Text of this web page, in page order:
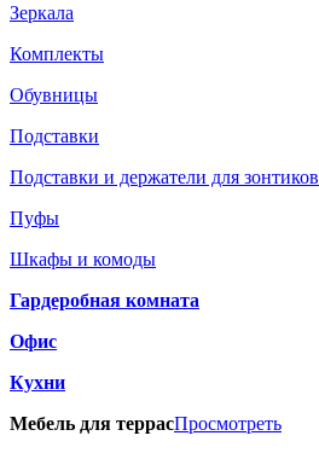
Зеркала
Комплекты
Обувницы
Подставки
Подставки и держатели для зонтиков
Пуфы
Шкафы и комоды
Гардеробная комната
Офис
Кухни
Мебель для террасПросмотреть